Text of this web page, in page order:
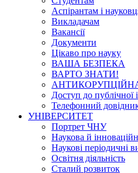
Аспірантам і
Викладачам
Вакансії
Документи
Цікаво про науку
ВАША БЕЗПЕКА
ВАРТО ЗНАТИ!
Доступ до публічної
Телефонний
УНІВЕРСИТЕТ
Портрет ЧНУ
Наукова й
Наукові періодичні
Освітня діяльність
Сталий розвиток